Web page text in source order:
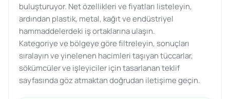
buluşturuyor. Net özellikleri ve fiyatları listeleyin,
ardından plastik, metal, kağıt ve endüstriyel
hammaddelerdeki iş ortaklarına ulaşın.
Kategoriye ve bölgeye göre filtreleyin, sonuçları
sıralayın ve yinelenen hacimleri taşıyan tüccarlar,
sökümcüler ve işleyiciler için tasarlanan teklif
sayfasında göz atmaktan doğrudan iletişime geçin.